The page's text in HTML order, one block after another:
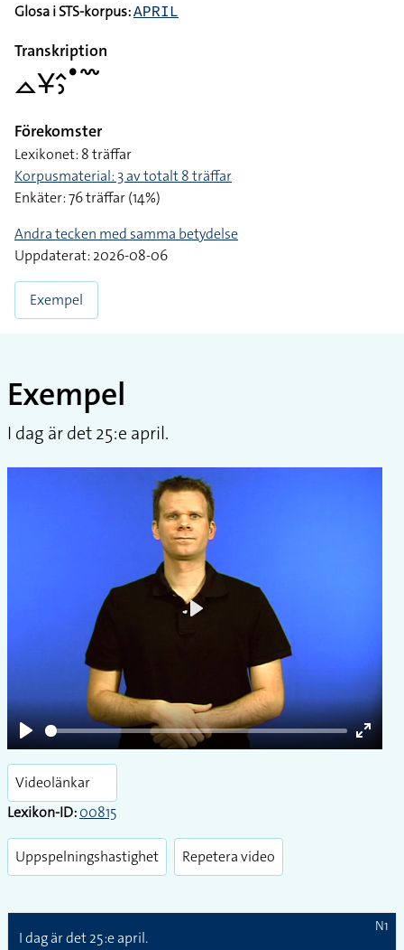
Glosa i STS-korpus:APRIL
Transkription
􌤼􌥃􌤵􌤶􌤟􌥳
Förekomster
Lexikonet: 8 träffar
Korpusmaterial: 3 av totalt 8 träffar
Enkäter: 76 träffar (14%)
Andra tecken med samma betydelse
Uppdaterat: 2026-08-06
Exempel
Exempel
I dag är det 25:e april.
Play
Enter
Videolänkar
Lexikon-ID:00815
Uppspelningshastighet Repetera video
I dag är det 25:e april.
N1